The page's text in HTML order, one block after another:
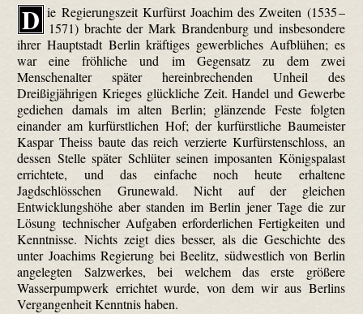
D ie Regierungszeit Kurfürst Joachim des Zweiten (1535 –
1571) brachte der Mark Brandenburg und insbesondere
ihrer Hauptstadt Berlin kräftiges gewerbliches Aufblühen; es
war eine fröhliche und im Gegensatz zu dem zwei
Menschenalter später hereinbrechenden Unheil des
Dreißigjährigen Krieges glückliche Zeit. Handel und Gewerbe
gediehen damals im alten Berlin; glänzende Feste folgten
einander am kurfürstlichen Hof; der kurfürstliche Baumeister
Kaspar Theiss baute das reich verzierte Kurfürstenschloss, an
dessen Stelle später Schlüter seinen imposanten Königspalast
errichtete, und das einfache noch heute erhaltene
Jagdschlösschen Grunewald. Nicht auf der gleichen
Entwicklungshöhe aber standen im Berlin jener Tage die zur
Lösung technischer Aufgaben erforderlichen Fertigkeiten und
Kenntnisse. Nichts zeigt dies besser, als die Geschichte des
unter Joachims Regierung bei Beelitz, südwestlich von Berlin
angelegten Salzwerkes, bei welchem das erste größere
Wasserpumpwerk errichtet wurde, von dem wir aus Berlins
Vergangenheit Kenntnis haben.